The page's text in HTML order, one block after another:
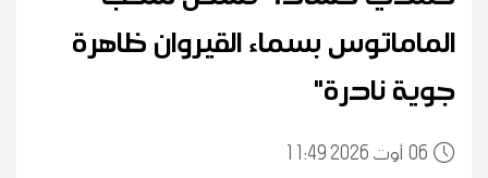
الماماتوس بسماء القيروان ظاهرة
جوية نادرة"
0611:49 2026 أوت